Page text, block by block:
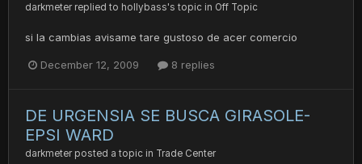
darkmeter replied to hollybass's topic in Off Topic
si la cambias avisame tare gustoso de acer comercio
December 12, 2009 8 replies
DE URGENSIA SE BUSCA GIRASOLE-
EPSI WARD
darkmeter posted a topic in Trade Center